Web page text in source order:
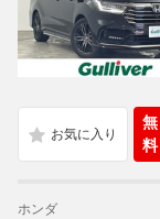
無
料
ホンダ